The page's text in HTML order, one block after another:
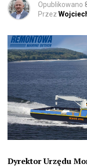
Opublikowano
Przez
Dyrektor Urzędu